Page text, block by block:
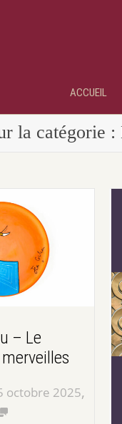
ACCUEIL
la catégorie :
– Le
octobre 2025,